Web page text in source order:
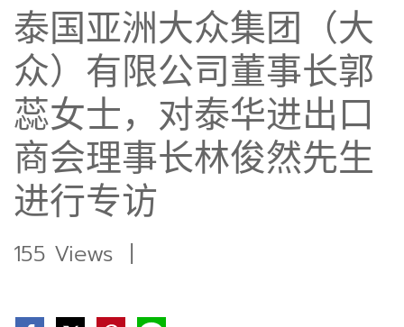
泰国亚洲大众集团（大
众）有限公司董事长郭
蕊女士，对泰华进出口
商会理事长林俊然先生
进行专访
155 Views |